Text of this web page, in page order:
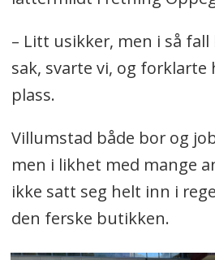
– Litt usikker, men i så
sak, svarte vi, og forklarte
plass.
Villumstad både bor og
men i likhet med mange
ikke satt seg helt inn i
den ferske butikken.